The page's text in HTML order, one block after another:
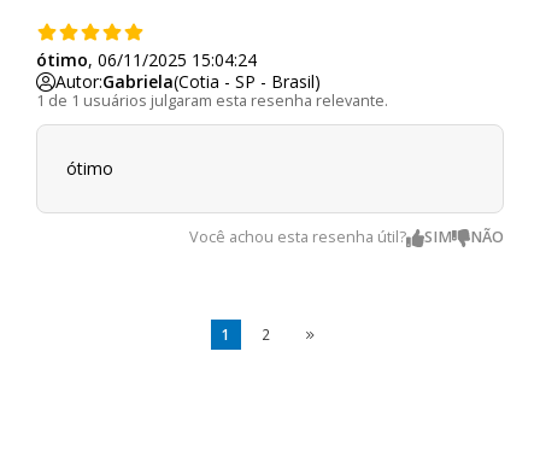
1 de 1 usuários julgaram esta resenha relevante.
ótimo, 06/11/2025 15:04:24
Autor:Gabriela(Cotia - SP - Brasil)
ótimo
Você achou esta resenha útil?
1 2